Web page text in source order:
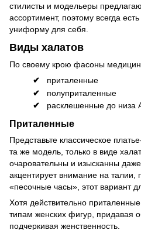
стилисты и модельеры
ассортимент, поэтому всегда
униформу для себя.
Виды халатов
По своему крою фасоны
приталенные
полуприталенные
расклешенные до низа
Приталенные
Представьте классическое
та же модель, только в виде
очаровательны и изысканны
акцентирует внимание на талии,
«песочные часы», этот вариант
Хотя действительно
типам женских фигур, придавая
подчеркивая женственность.